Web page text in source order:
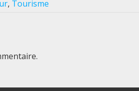
, Tourisme